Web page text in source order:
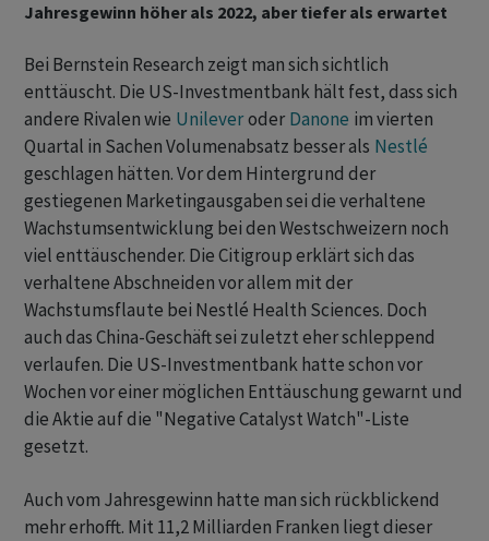
Jahresgewinn höher als 2022, aber tiefer als erwartet
Bei Bernstein Research zeigt man sich sichtlich
enttäuscht. Die US-Investmentbank hält fest, dass sich
andere Rivalen wie Unileveroder Danone im vierten
Quartal in Sachen Volumenabsatz besser als Nestlé
geschlagen hätten. Vor dem Hintergrund der
gestiegenen Marketingausgaben sei die verhaltene
Wachstumsentwicklung bei den Westschweizern noch
viel enttäuschender. Die Citigroup erklärt sich das
verhaltene Abschneiden vor allem mit der
Wachstumsflaute bei Nestlé Health Sciences. Doch
auch das China-Geschäft sei zuletzt eher schleppend
verlaufen. Die US-Investmentbank hatte schon vor
Wochen vor einer möglichen Enttäuschung gewarnt und
die Aktie auf die "Negative Catalyst Watch"-Liste
gesetzt.
Auch vom Jahresgewinn hatte man sich rückblickend
mehr erhofft. Mit 11,2 Milliarden Franken liegt dieser